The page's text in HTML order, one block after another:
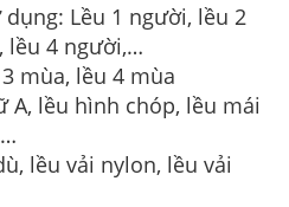
Lều 1 người, lều 2
lều 4 người,…
mùa, lều 4 mùa
A, lều hình chóp, lều mái
lều vải nylon, lều vải